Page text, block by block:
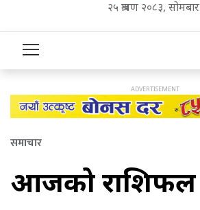
२५ श्रावण २०८३, सोमबार
समाचार
आजको राशिफल